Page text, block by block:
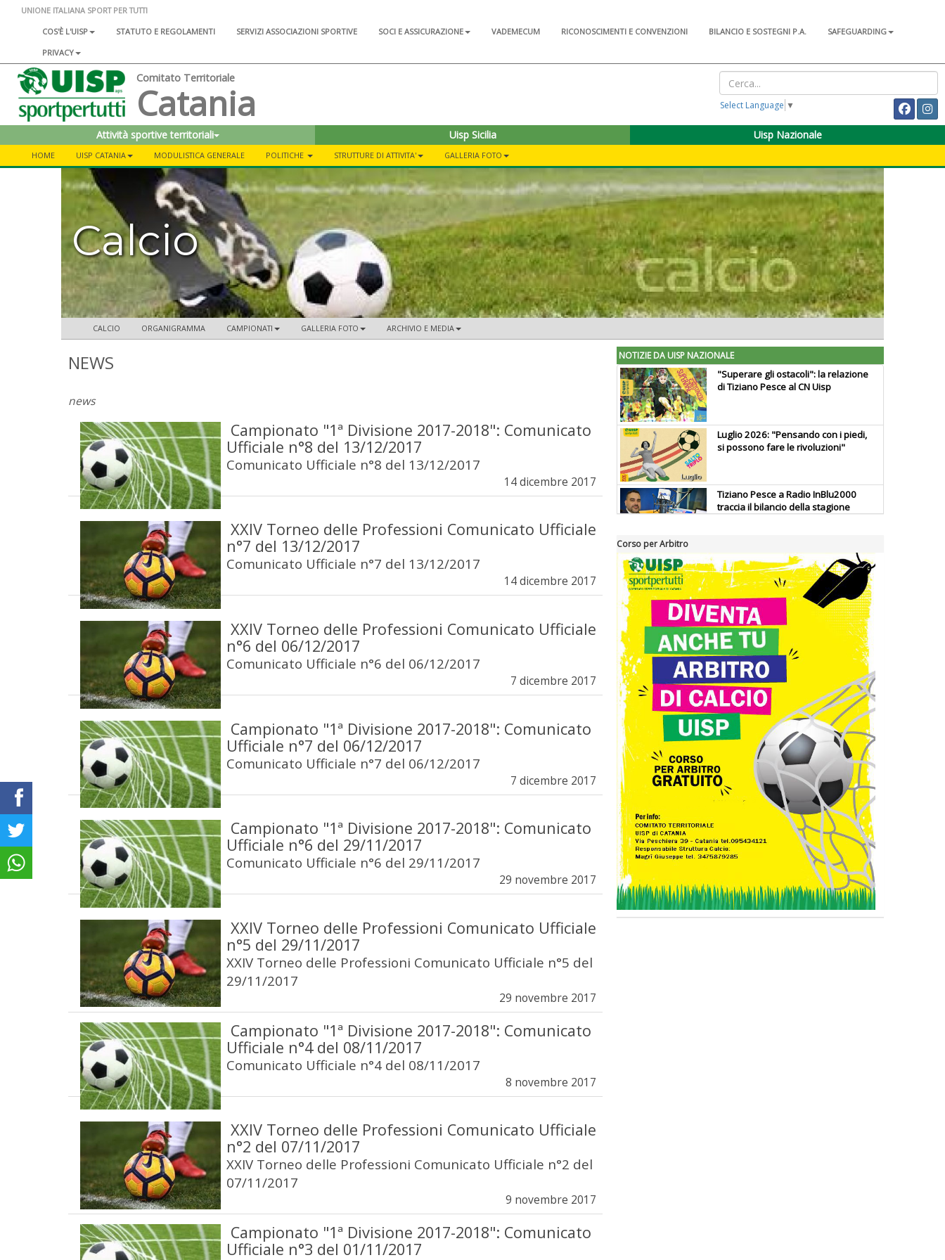
UNIONE ITALIANA SPORT PER TUTTI
COS'È L'UISP
STATUTO E REGOLAMENTI SERVIZI ASSOCIAZIONI SPORTIVE SOCI E ASSICURAZIONE VADEMECUM RICONOSCIMENTI E CONVENZIONI BILANCIO E SOSTEGNI P.A.
SAFEGUARDING
PRIVACY
Comitato Territoriale
Catania Select Language ▼
Attività sportive territoriali Uisp Sicilia Uisp Nazionale
HOME UISP CATANIA MODULISTICA GENERALE POLITICHE STRUTTURE DI ATTIVITA' GALLERIA FOTO
Calcio
CALCIO ORGANIGRAMMA CAMPIONATI GALLERIA FOTO ARCHIVIO E MEDIA
NEWS
news
Campionato "1ª Divisione 2017-2018": Comunicato
Ufficiale n°8 del 13/12/2017
Comunicato Ufficiale n°8 del 13/12/2017
14 dicembre 2017
XXIV Torneo delle Professioni Comunicato Ufficiale
n°7 del 13/12/2017
Comunicato Ufficiale n°7 del 13/12/2017
14 dicembre 2017
XXIV Torneo delle Professioni Comunicato Ufficiale
n°6 del 06/12/2017
Comunicato Ufficiale n°6 del 06/12/2017
7 dicembre 2017
Campionato "1ª Divisione 2017-2018": Comunicato
Ufficiale n°7 del 06/12/2017
Comunicato Ufficiale n°7 del 06/12/2017
7 dicembre 2017
Campionato "1ª Divisione 2017-2018": Comunicato
Ufficiale n°6 del 29/11/2017
Comunicato Ufficiale n°6 del 29/11/2017
29 novembre 2017
XXIV Torneo delle Professioni Comunicato Ufficiale
n°5 del 29/11/2017
XXIV Torneo delle Professioni Comunicato Ufficiale n°5 del
29/11/2017
29 novembre 2017
Campionato "1ª Divisione 2017-2018": Comunicato
Ufficiale n°4 del 08/11/2017
Comunicato Ufficiale n°4 del 08/11/2017
8 novembre 2017
XXIV Torneo delle Professioni Comunicato Ufficiale
n°2 del 07/11/2017
XXIV Torneo delle Professioni Comunicato Ufficiale n°2 del
07/11/2017
9 novembre 2017
Campionato "1ª Divisione 2017-2018": Comunicato
Ufficiale n°3 del 01/11/2017
NOTIZIE DA UISP NAZIONALE
"Superare gli ostacoli": la relazione
di Tiziano Pesce al CN Uisp
Luglio 2026: "Pensando con i piedi,
si possono fare le rivoluzioni"
Tiziano Pesce a Radio InBlu2000
traccia il bilancio della stagione
Ddl Lobby, Uisp: “Il Parlamento
valorizzi le nostre specificità"
La formazione Uisp rallenta ma
prosegue anche in estate
Tiziano Pesce nel Cda di
Fondazione Terzjus: prima riunione
a Roma
Corso per Arbitro